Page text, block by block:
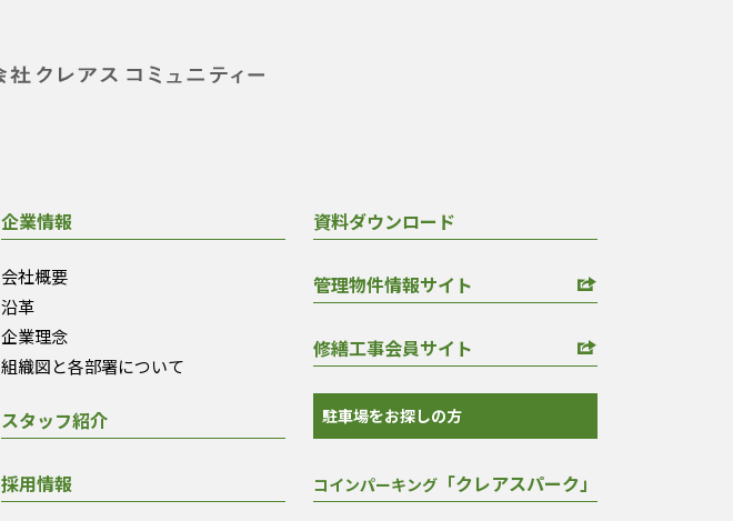
企業情報
会社概要
沿革
企業理念
組織図と各部署について
スタッフ紹介
採用情報
資料ダウンロード
管理物件情報サイト
修繕工事会員サイト
駐車場をお探しの方
コインパーキング「クレアスパーク」